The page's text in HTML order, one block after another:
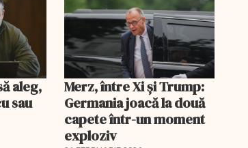
aleg,
sau
Merz, între Xi și Trump:
Germania joacă la două
capete într-un moment
exploziv